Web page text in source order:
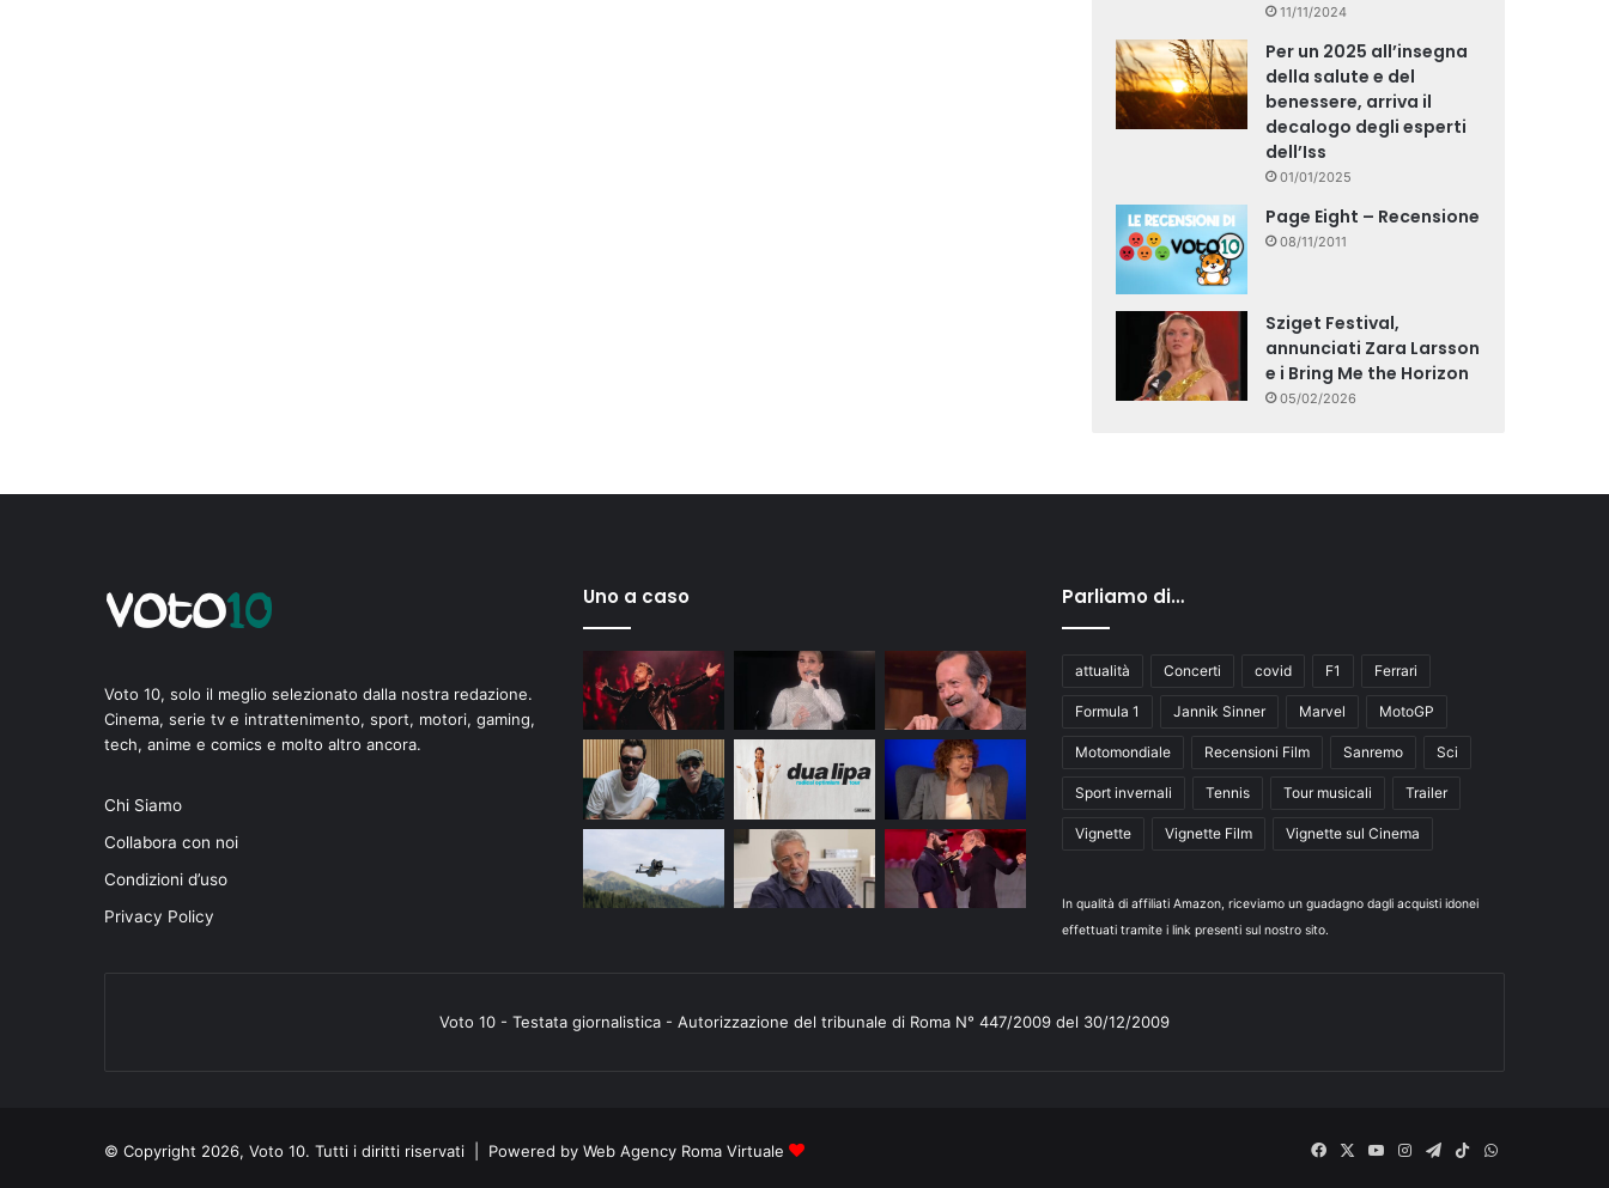
11/11/2024
Per un 2025 all’insegna
della salute e del
benessere, arriva il
decalogo degli esperti
dell’Iss
01/01/2025
Page Eight – Recensione
08/11/2011
Sziget Festival,
annunciati Zara Larsson
e i Bring Me the Horizon
05/02/2026
Voto 10, solo il meglio selezionato dalla nostra redazione.
Cinema, serie tv e intrattenimento, sport, motori, gaming,
tech, anime e comics e molto altro ancora.
Chi Siamo
Collabora con noi
Condizioni d’uso
Privacy Policy
Uno a caso Parliamo di…
attualità Concerti covid F1 Ferrari
Formula 1 Jannik Sinner Marvel MotoGP
Motomondiale Recensioni Film Sanremo Sci
Sport invernali Tennis Tour musicali Trailer
Vignette Vignette Film Vignette sul Cinema
In qualità di affiliati Amazon, riceviamo un guadagno dagli acquisti idonei
effettuati tramite i link presenti sul nostro sito.
Voto 10 - Testata giornalistica - Autorizzazione del tribunale di Roma N° 447/2009 del 30/12/2009
© Copyright 2026, Voto 10. Tutti i diritti riservati | Powered by Web Agency Roma Virtuale Facebook
X
YouInstagram
Telegram
TikTokWhatsApp